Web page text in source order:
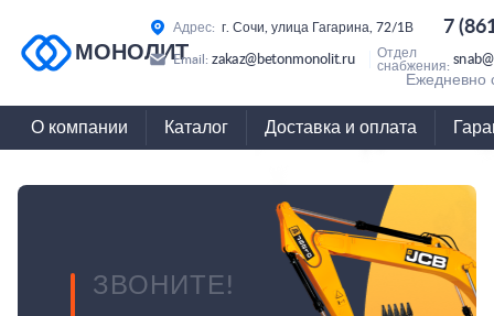
МОНОЛИТ
Адрес: г. Сочи, улица Гагарина, 72/1В 7
Email: zakaz@betonmonolit.ru
Отдел
снабжения:
Ежедневно
О компании Каталог Доставка и оплата
ЗВОНИТЕ!